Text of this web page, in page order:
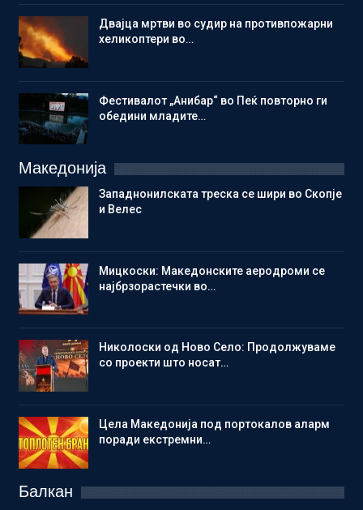
Двајца мртви во судир на противпожарни
хеликоптери во…
Фестивалот „Анибар“ во Пеќ повторно ги
обедини младите…
Македонија
Западнонилската треска се шири во Скопје
и Велес
Мицкоски: Македонските аеродроми се
најбрзорастечки во…
Николоски од Ново Село: Продолжуваме
со проекти што носат…
Цела Македонија под портокалов аларм
поради екстремни…
Балкан